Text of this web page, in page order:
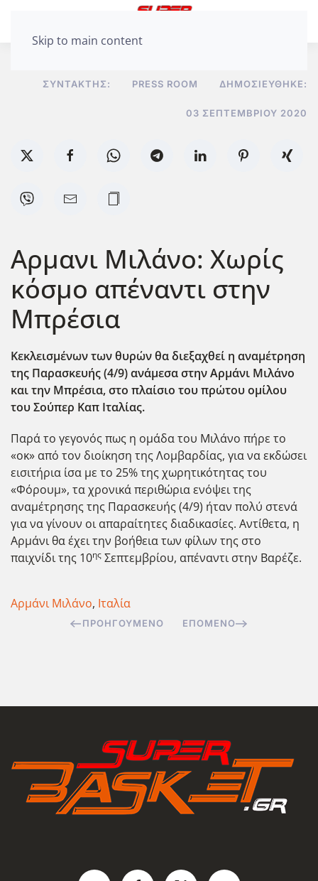
Skip to main content
ΣΥΝΤΆΚΤΗΣ: PRESS ROOM ΔΗΜΟΣΙΕΎΘΗΚΕ:
03 ΣΕΠΤΕΜΒΡΊΟΥ 2020
Αρμανι Μιλάνο: Χωρίς
κόσμο απέναντι στην
Μπρέσια
Κεκλεισμένων των θυρών θα διεξαχθεί η αναμέτρηση
της Παρασκευής (4/9) ανάμεσα στην Αρμάνι Μιλάνο
και την Μπρέσια, στο πλαίσιο του πρώτου ομίλου
του Σούπερ Καπ Ιταλίας.
Παρά το γεγονός πως η ομάδα του Μιλάνο πήρε το
«οκ» από τον διοίκηση της Λομβαρδίας, για να εκδώσει
εισιτήρια ίσα με το 25% της χωρητικότητας του
«Φόρουμ», τα χρονικά περιθώρια ενόψει της
αναμέτρησης της Παρασκευής (4/9) ήταν πολύ στενά
για να γίνουν οι απαραίτητες διαδικασίες. Αντίθετα, η
Αρμάνι θα έχει την βοήθεια των φίλων της στο
παιχνίδι της 10ης Σεπτεμβρίου, απέναντι στην Βαρέζε.
Αρμάνι Μιλάνο, Ιταλία
ΠΡΟΗΓΟΎΜΕΝΟ ΕΠΌΜΕΝΟ